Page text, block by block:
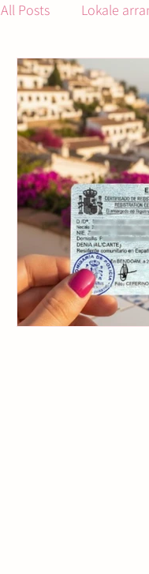
All Posts Lokale
Gastronomi og